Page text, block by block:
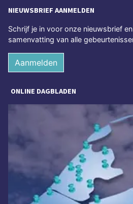
NIEUWSBRIEF AANMELDEN
Schrijf je in voor onze nieuwsbrief
samenvatting van alle
Aanmelden
ONLINE DAGBLADEN